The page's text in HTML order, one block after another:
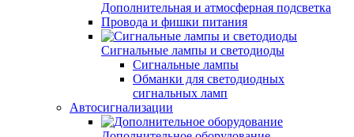
Дополнительная и атмосферная подсветка
Провода и фишки питания
Cигнальные лампы и светодиоды
Сигнальные лампы
Обманки для светодиодных
сигнальных ламп
Автосигнализации